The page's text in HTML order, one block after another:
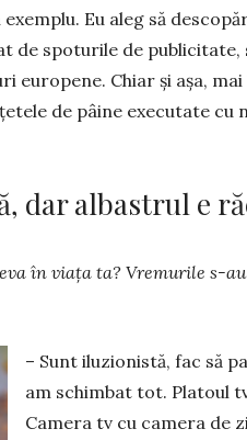
Eu aleg să
de spoturile de pu­blicitate,
europene. Chiar și așa,
de pâine executate cu
dar albastrul e
în viața ta? Vremurile s-
– Sunt iluzionistă, fac să
am schimbat tot. Platoul
Camera tv cu camera de